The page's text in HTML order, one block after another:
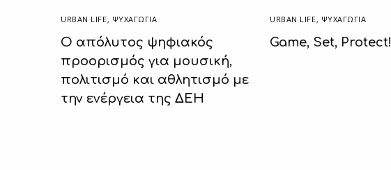
URBAN LIFE, ΨΥΧΑΓΩΓΙΑ
Ο απόλυτος ψηφιακός
προορισμός για μουσική,
πολιτισμό και αθλητισμό με
την ενέργεια της ΔΕΗ
URBAN LIFE, ΨΥΧΑΓΩΓΙΑ
Game, Set, Protect!